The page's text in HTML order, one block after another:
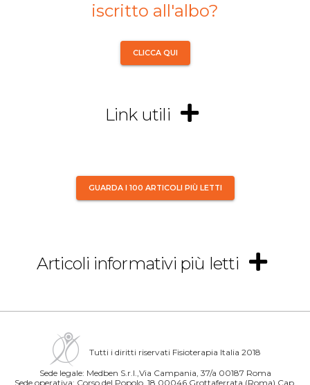
iscritto all'albo?
CLICCA QUI
Link utili
GUARDA I 100 ARTICOLI PIÙ LETTI
Articoli informativi più letti
Tutti i diritti riservati Fisioterapia Italia 2018
Sede legale: Medben S.r.l.,Via Campania, 37/a 00187 Roma
Sede operativa: Corso del Popolo, 18 00046 Grottaferrata (Roma) Cap.